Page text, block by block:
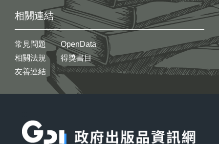
相關連結
常見問題
相關法規
友善連結
OpenData
得獎書目